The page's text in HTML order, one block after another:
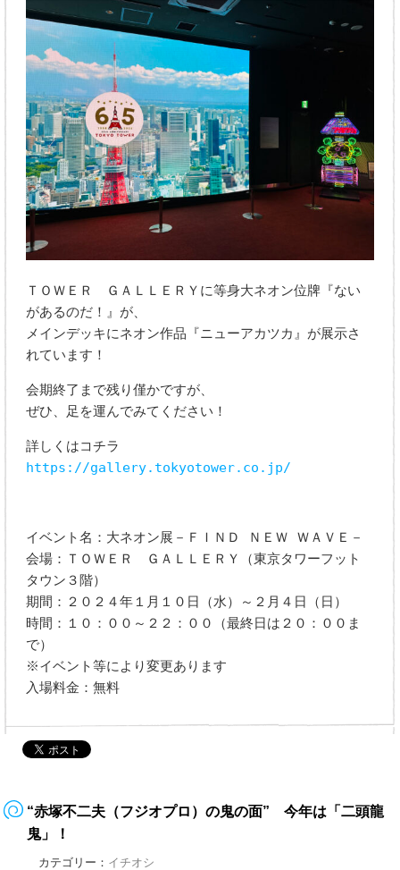
ＴＯＷＥＲ ＧＡＬＬＥＲＹに等身大ネオン位牌『ない
があるのだ！』が、
メインデッキにネオン作品『ニューアカツカ』が展示さ
れています！
会期終了まで残り僅かですが、
ぜひ、足を運んでみてください！
詳しくはコチラ
https://gallery.tokyotower.co.jp/
イベント名：大ネオン展－ＦＩＮＤ ＮＥＷ ＷＡＶＥ－
会場：ＴＯＷＥＲ ＧＡＬＬＥＲＹ（東京タワーフット
タウン３階）
期間：２０２４年１月１０日（水）～２月４日（日）
時間：１０：００～２２：００（最終日は２０：００ま
で）
※イベント等により変更あります
入場料金：無料
“赤塚不二夫（フジオプロ）の鬼の面” 今年は「二頭龍
鬼」！
カテゴリー： イチオシ